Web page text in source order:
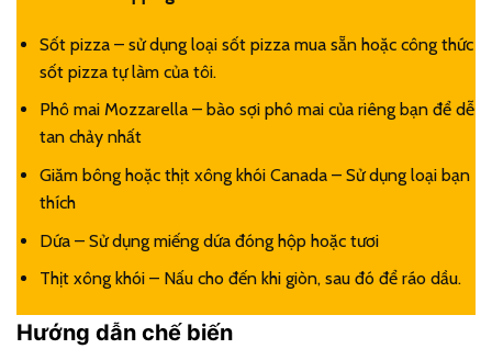
Sốt pizza – sử dụng loại sốt pizza mua sẵn hoặc công thức
sốt pizza tự làm của tôi.
Phô mai Mozzarella – bào sợi phô mai của riêng bạn để dễ
tan chảy nhất
Giăm bông hoặc thịt xông khói Canada – Sử dụng loại bạn
thích
Dứa – Sử dụng miếng dứa đóng hộp hoặc tươi
Thịt xông khói – Nấu cho đến khi giòn, sau đó để ráo dầu.
Hướng dẫn chế biến